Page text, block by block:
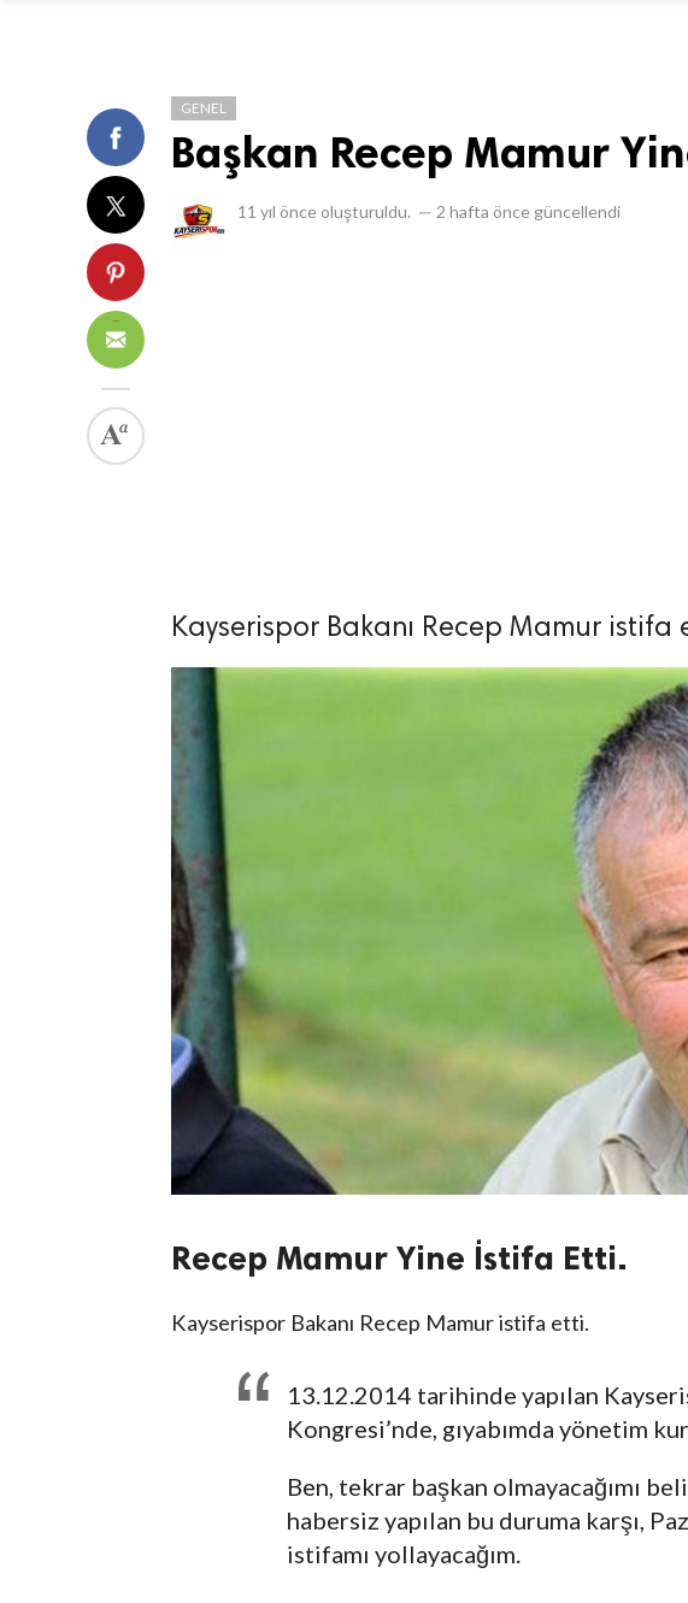
GENEL
Başkan Recep Mamur
11 yıl önce oluşturuldu. — 2 hafta önce güncellendi
Kayserispor Bakanı Recep Mamur istifa
Recep Mamur Yine İstifa Etti.
Kayserispor Bakanı Recep Mamur istifa etti.
13.12.2014 tarihinde yapılan
Kongresi’nde, gıyabımda yönetim
Ben, tekrar başkan olmayacağımı
habersiz yapılan bu duruma karşı,
istifamı yollayacağım.